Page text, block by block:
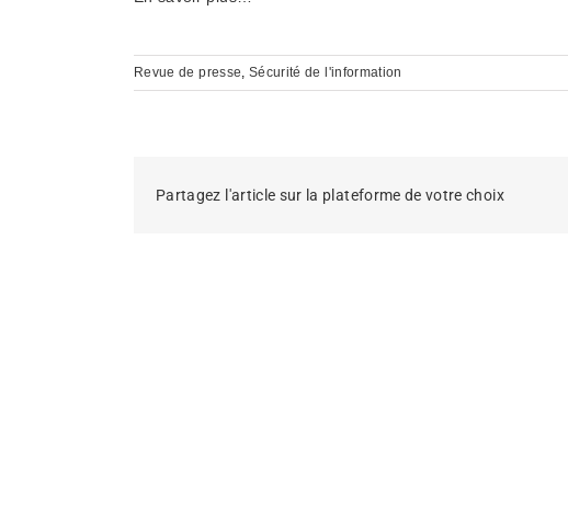
Revue de presse, Sécurité de l'information
Partagez l'article sur la plateforme de votre choix